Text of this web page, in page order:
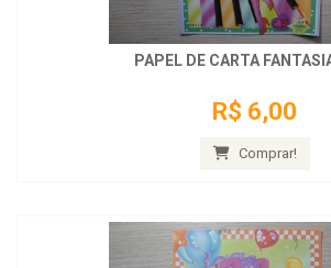
PAPEL DE CARTA
R$ 6,00
Comprar!